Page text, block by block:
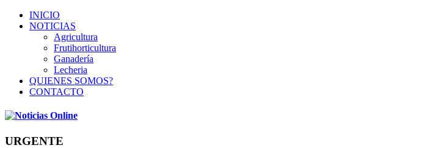
INICIO
NOTICIAS
Agricultura
Frutihorticultura
Ganadería
Lecheria
QUIENES SOMOS?
CONTACTO
URGENTE